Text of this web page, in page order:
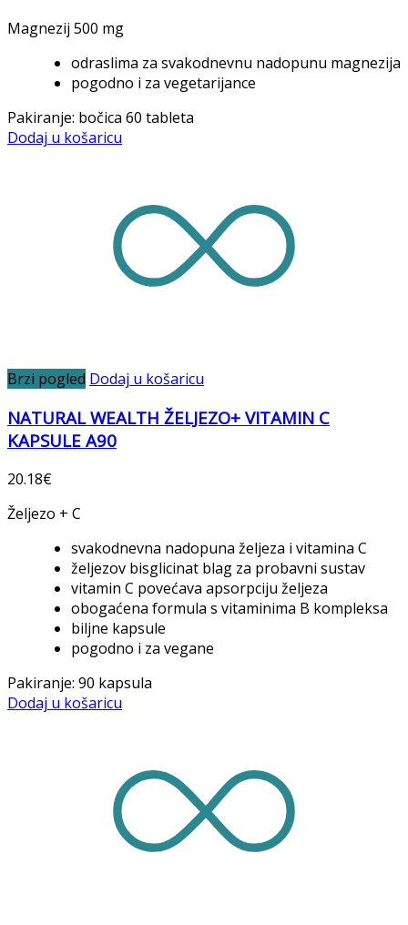
Magnezij 500 mg
odraslima za svakodnevnu nadopunu magnezija
pogodno i za vegetarijance
Pakiranje: bočica 60 tableta
Dodaj u košaricu
Brzi pogled Dodaj u košaricu
NATURAL WEALTH ŽELJEZO+ VITAMIN C
KAPSULE A90
20.18€
Željezo + C
svakodnevna nadopuna željeza i vitamina C
željezov bisglicinat blag za probavni sustav
vitamin C povećava apsorpciju željeza
obogaćena formula s vitaminima B kompleksa
biljne kapsule
pogodno i za vegane
Pakiranje: 90 kapsula
Dodaj u košaricu